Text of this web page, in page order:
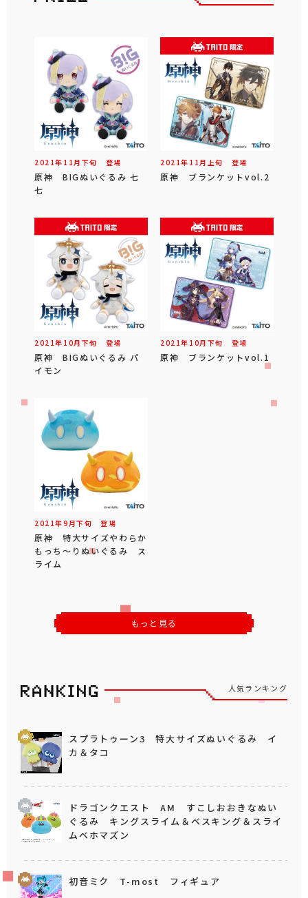
2021年 11 月 下旬 登場
原神 BIGぬいぐるみ 七
七
2021年 11 月 上旬 登場
原神 ブランケットvol.2
2021年 10月 下旬 登場
原神 BIGぬいぐるみ パ
イモン
2021年 10月 下旬 登場
原神 ブランケットvol.1
2021年9 月下旬 登場
原神 特大サイズやわらか
もっち～りぬいぐるみ ス
ライム
もっと見る
人気ランキング
スプラトゥーン3 特大サイズぬいぐるみ イ
カ＆タコ
ドラゴンクエスト AM すこしおおきなぬい
ぐるみ キングスライム＆ベスキング＆スライ
ムベホマズン
初音ミク T-most フィギュア